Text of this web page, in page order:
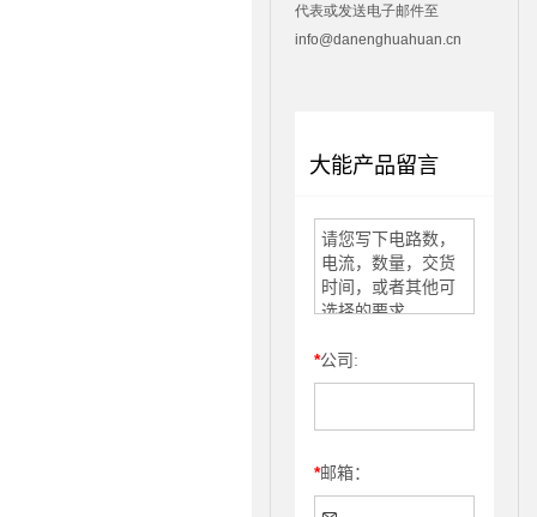
代表或发送电子邮件至
info@danenghuahuan.cn